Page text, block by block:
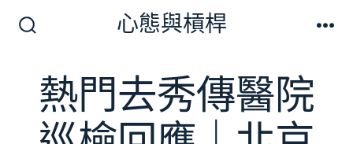
切
換
開
關
心態與槓桿
熱門去秀傳醫院